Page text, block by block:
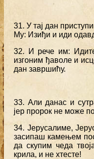
31. У тај дан
Му: Изиђи и иди
32. И рече им:
изгоним ђаволе и
дан завршићу.
33. Али данас и
јер пророк не може
34. Јерусалиме,
засипаш камењем
да скупим чеда
крила, и не хтесте!